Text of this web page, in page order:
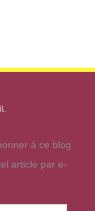
à ce blog
article par e-